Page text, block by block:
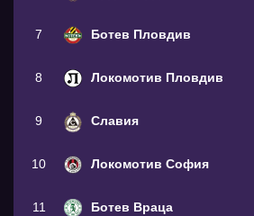
7 Ботев Пловдив
8 Локомотив Пловдив
9 Славия
10 Локомотив София
11 Ботев Враца